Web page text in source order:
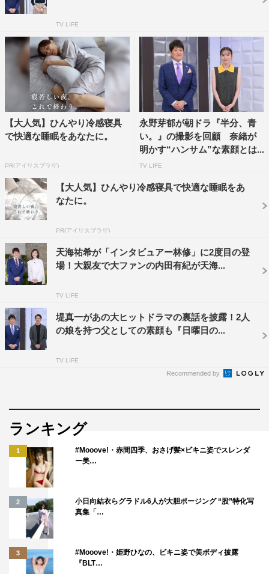
©MBS
Snow Man
ジャニーズ 中島健人 土生瑞穂
大家志津香
岩本照
鈴木亮平
TV LIFE
【大人気】ひんやり冷感寝具
で快適な睡眠をあなたに。
PR(アイリスプラザ)
永野芽郁が朝ドラ『半分、青
い。』の撮影を回顧 奈緒が
明かす“ハンサム”な素顔とは...
TV LIFE
【大人気】ひんやり冷感寝具で快適な睡眠をあ
なたに。
PR(アイリスプラザ)
天海祐希が「インタビュアー林修」に2度目の登
場！大親友で大ファンの内田有紀が天海...
TV LIFE
堤真一があの大ヒットドラマの裏話を披露！2人
の娘を持つ父としての素顔も『日曜日の...
TV LIFE
Recommended by
ランキング
1
#Mooove!・赤間四季、おさげ髪×ビキニ姿でスレンダ
ー美…
2
小日向結衣らグラドル6人が大胆ポージング “股”特化写
真集「…
3
#Mooove!・姫野ひなの、ビキニ姿で美ボディ披露
『BLT…